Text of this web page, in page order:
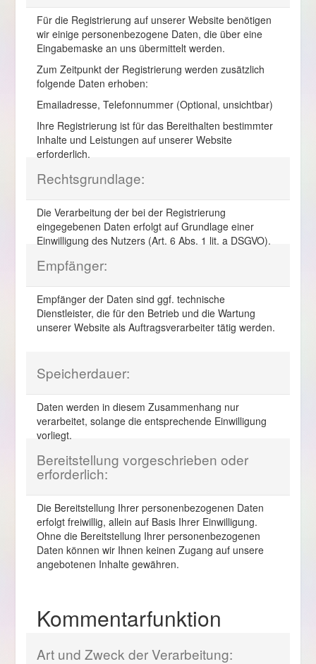
Für die Registrierung auf unserer Website benötigen
wir einige personenbezogene Daten, die über eine
Eingabemaske an uns übermittelt werden.
Zum Zeitpunkt der Registrierung werden zusätzlich
folgende Daten erhoben:
Emailadresse, Telefonnummer (Optional, unsichtbar)
Ihre Registrierung ist für das Bereithalten bestimmter
Inhalte und Leistungen auf unserer Website
erforderlich.
Rechtsgrundlage:
Die Verarbeitung der bei der Registrierung
eingegebenen Daten erfolgt auf Grundlage einer
Einwilligung des Nutzers (Art. 6 Abs. 1 lit. a DSGVO).
Empfänger:
Empfänger der Daten sind ggf. technische
Dienstleister, die für den Betrieb und die Wartung
unserer Website als Auftragsverarbeiter tätig werden.
Speicherdauer:
Daten werden in diesem Zusammenhang nur
verarbeitet, solange die entsprechende Einwilligung
vorliegt.
Bereitstellung vorgeschrieben oder
erforderlich:
Die Bereitstellung Ihrer personenbezogenen Daten
erfolgt freiwillig, allein auf Basis Ihrer Einwilligung.
Ohne die Bereitstellung Ihrer personenbezogenen
Daten können wir Ihnen keinen Zugang auf unsere
angebotenen Inhalte gewähren.
Kommentarfunktion
Art und Zweck der Verarbeitung: